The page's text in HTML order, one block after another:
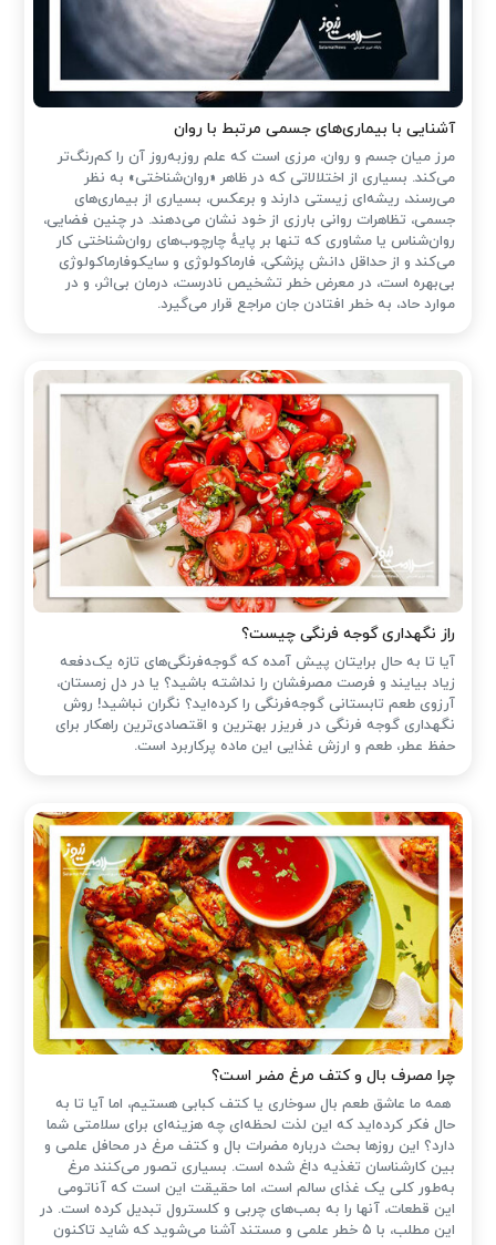
آشنایی با بیماری‌های جسمی مرتبط با روان
مرز میان جسم و روان، مرزی است که علم روزبه‌روز آن را کم‌رنگ‌تر
می‌کند. بسیاری از اختلالاتی که در ظاهر «روان‌شناختی» به نظر
می‌رسند، ریشه‌ای زیستی دارند و برعکس، بسیاری از بیماری‌های
جسمی، تظاهرات روانی بارزی از خود نشان می‌دهند. در چنین فضایی،
روان‌شناس یا مشاوری که تنها بر پایهٔ چارچوب‌های روان‌شناختی کار
می‌کند و از حداقل دانش پزشکی، فارماکولوژی و سایکوفارماکولوژی
بی‌بهره است، در معرض خطر تشخیص نادرست، درمان بی‌اثر، و در
موارد حاد، به خطر افتادن جان مراجع قرار می‌گیرد.
راز نگهداری گوجه فرنگی چیست؟
آیا تا به حال برایتان پیش آمده که گوجه‌فرنگی‌های تازه یک‌دفعه
زیاد بیایند و فرصت مصرفشان را نداشته باشید؟ یا در دل زمستان،
آرزوی طعم تابستانی گوجه‌فرنگی را کرده‌اید؟ نگران نباشید! روش
نگهداری گوجه فرنگی در فریزر بهترین و اقتصادی‌ترین راهکار برای
حفظ عطر، طعم و ارزش غذایی این ماده پرکاربرد است.
چرا مصرف بال و کتف مرغ مضر است؟
همه ما عاشق طعم بال سوخاری یا کتف کبابی هستیم، اما آیا تا به
حال فکر کرده‌اید که این لذت لحظه‌ای چه هزینه‌ای برای سلامتی شما
دارد؟ این روزها بحث درباره مضرات بال و کتف مرغ در محافل علمی و
بین کارشناسان تغذیه داغ شده است. بسیاری تصور می‌کنند مرغ
به‌طور کلی یک غذای سالم است، اما حقیقت این است که آناتومی
این قطعات، آنها را به بمب‌های چربی و کلسترول تبدیل کرده است. در
این مطلب، با ۵ خطر علمی و مستند آشنا می‌شوید که شاید تاکنون